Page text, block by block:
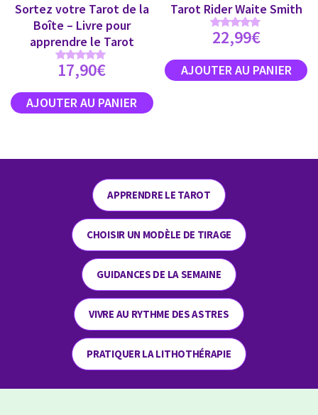
Sortez votre Tarot de la
Boîte – Livre pour
apprendre le Tarot
Note
5.00
17,90€
Tarot Rider Waite Smith
Note
4.89
22,99€
APPRENDRE LE TAROT
CHOISIR UN MODÈLE DE TIRAGE
GUIDANCES DE LA SEMAINE
VIVRE AU RYTHME DES ASTRES
PRATIQUER LA LITHOTHÉRAPIE